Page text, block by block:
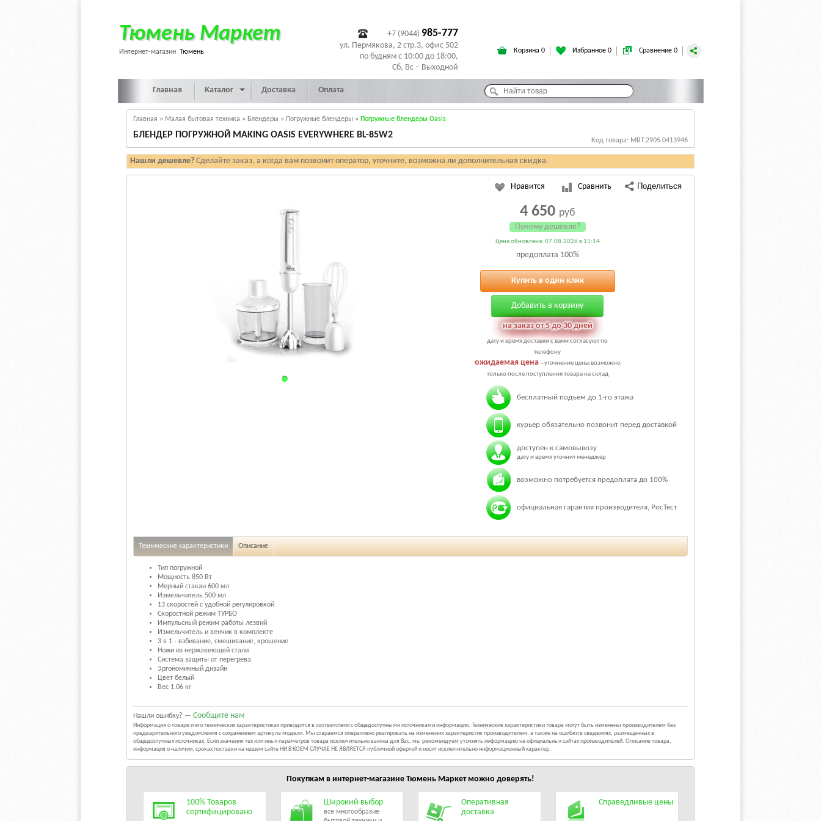
Тюмень Маркет
Интернет-магазин Тюмень
+7 (9044) 985-777
ул. Пермякова, 2 стр.3, офис 502
по будням с 10:00 до 18:00,
Сб, Вс – Выходной
Корзина 0 Избранное 0 Сравнение 0
Главная Каталог Доставка Оплата
Главная » Малая бытовая техника » Блендеры » Погружные блендеры » Погружные блендеры Oasis
Код товара: MBT.2905.0413946
БЛЕНДЕР ПОГРУЖНОЙ MAKING OASIS EVERYWHERE BL-85W2
Нашли дешевле? Сделайте заказ, а когда вам позвонит оператор, уточните, возможна ли дополнительная скидка.
Нравится Сравнить
4 650 руб
Почему дешевле?
Цена обновлена: 07.08.2026 в 15:14
предоплата 100%
Купить в один клик
Добавить в корзину
на заказ от 5 до 30 дней
дату и время доставки с вами согласуют по
телефону
ожидаемая цена– уточнение цены возможно
только после поступления товара на склад
бесплатный подъем до 1-го этажа
курьер обязательно позвонит перед доставкой
доступен к самовывозу
дату и время уточнит менеджер
возможно потребуется предоплата до 100%
официальная гарантия производителя, РосТест
Технические характеристики Описание
Тип погружной
Мощность 850 Вт
Мерный стакан 600 мл
Измельчитель 500 мл
13 скоростей с удобной регулировкой
Скоростной режим ТУРБО
Импульсный режим работы лезвий
Измельчитель и венчик в комплекте
3 в 1 - взбивание, смешивание, крошение
Ножи из нержавеющей стали
Система защиты от перегрева
Эргономичный дизайн
Цвет белый
Вес 1.06 кг
Нашли ошибку? — Сообщите нам
Информация о товаре и его технических характеристиках приводится в соответствии с общедоступными источниками информации. Технические характеристики товара могут быть изменены производителем без
предварительного уведомления с сохранением артикула модели. Мы стараемся оперативно реагировать на изменения характеристик производителем, а также на ошибки в сведениях, размещенных в
общедоступных источниках. Если значения тех или иных параметров товара исключительно важны для Вас, мы рекомендуем уточнять информацию на официальных сайтах производителей. Описание товара,
информация о наличии, сроках поставки на нашем сайте НИ В КОЕМ СЛУЧАЕ НЕ ЯВЛЯЕТСЯ публичной офертой и носит исключительно информационный характер.
Покупкам в интернет-магазине Тюмень Маркетможно доверять!
100% Товаров
сертифицировано
Широкий выбор
все многообразие
Оперативная
доставка
Справедливые цены